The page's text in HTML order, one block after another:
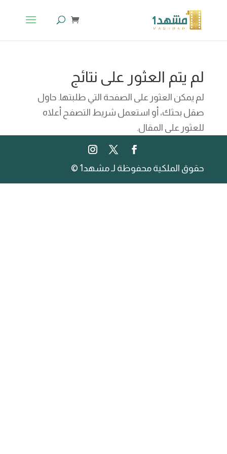
لم يتم العثور على نتائج
لم يمكن العثور على الصفحة التي طلبتها. حاول
صقل بحثك، أو استعمل شريط التصفح أعلاه
للعثور على المقال.
حقوق الملكية محفوظة لـ مشهد1 ©